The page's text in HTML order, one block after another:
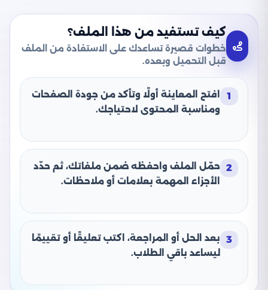
كيف تستفيد من هذا الملف؟
خطوات قصيرة تساعدك على الاستفادة من الملف
قبل التحميل وبعده.
1
افتح المعاينة أولًا وتأكد من جودة الصفحات
ومناسبة المحتوى لاحتياجك.
2 حمّل الملف واحفظه ضمن ملفاتك، ثم حدّد
الأجزاء المهمة بعلامات أو ملاحظات.
3
بعد الحل أو المراجعة، اكتب تعليقًا أو تقييمًا
ليساعد باقي الطلاب.